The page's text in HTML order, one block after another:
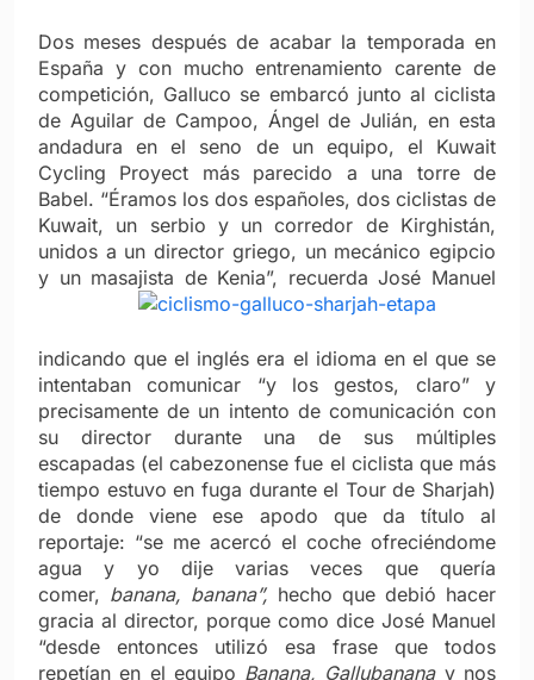
Dos meses después de acabar la temporada en
España y con mucho entrenamiento carente de
competición, Galluco se embarcó junto al ciclista
de Aguilar de Campoo, Ángel de Julián, en esta
andadura en el seno de un equipo, el Kuwait
Cycling Proyect más parecido a una torre de
Babel. “Éramos los dos españoles, dos ciclistas de
Kuwait, un serbio y un corredor de Kirghistán,
unidos a un director griego, un mecánico egipcio
y un masajista de Kenia”, recuerda José Manuel
indicando que el inglés era el idioma en el que se
intentaban comunicar “y los gestos, claro” y
precisamente de un intento de comunicación con
su director durante una de sus múltiples
escapadas (el cabezonense fue el ciclista que más
tiempo estuvo en fuga durante el Tour de Sharjah)
de donde viene ese apodo que da título al
reportaje: “se me acercó el coche ofreciéndome
agua y yo dije varias veces que quería
comer, banana, banana”, hecho que debió hacer
gracia al director, porque como dice José Manuel
“desde entonces utilizó esa frase que todos
repetían en el equipo Banana, Gallubanana y nos